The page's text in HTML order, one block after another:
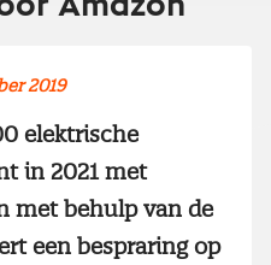
2019
elektrische
in 2021 met
met behulp van de
een bespraring op